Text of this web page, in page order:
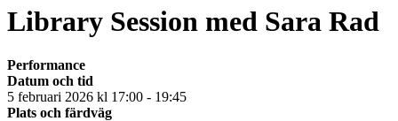
Library Session med Sara Rad
Performance
Datum och tid
5 februari 2026 kl 17:00 - 19:45
Plats och färdväg